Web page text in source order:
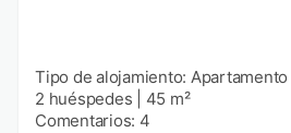
Tipo de alojamiento: Apartamento
2 huéspedes
45 m²
Comentarios: 4